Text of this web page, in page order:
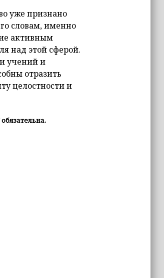
уже признано
словам, именно
активным
над этой сферой.
учений и
отразить
целостности и